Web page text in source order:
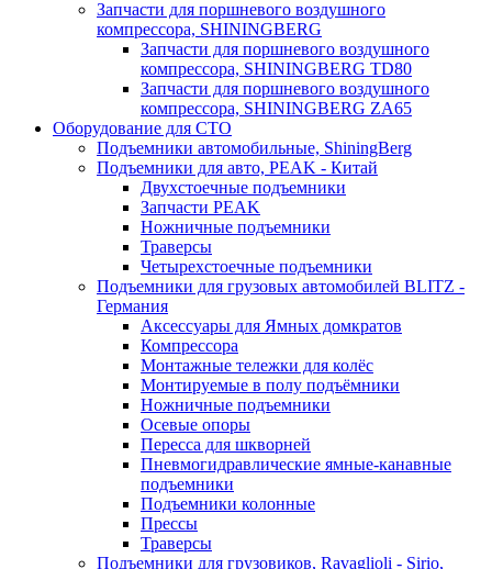
Запчасти для поршневого воздушного
компрессора, SHININGBERG
Запчасти для поршневого воздушного
компрессора, SHININGBERG TD80
Запчасти для поршневого воздушного
компрессора, SHININGBERG ZA65
Оборудование для СТО
Подъемники автомобильные, ShiningBerg
Подъемники для авто, PEAK - Китай
Двухстоечные подъемники
Запчасти PEAK
Ножничные подъемники
Траверсы
Четырехстоечные подъемники
Подъемники для грузовых автомобилей BLITZ -
Германия
Аксессуары для Ямных домкратов
Компрессора
Монтажные тележки для колёс
Монтируемые в полу подъёмники
Ножничные подъемники
Осевые опоры
Пересса для шкворней
Пневмогидравлические ямные-канавные
подъемники
Подъемники колонные
Прессы
Траверсы
Подъемники для грузовиков, Ravaglioli - Sirio,